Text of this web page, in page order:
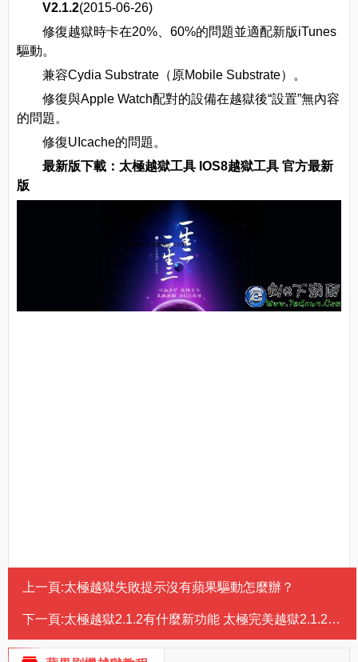
V2.1.2(2015-06-26)
修復越獄時卡在20%、60%的問題並適配新版iTunes
驅動。
兼容Cydia Substrate（原Mobile Substrate）。
修復與Apple Watch配對的設備在越獄後“設置”無內容
的問題。
修復UIcache的問題。
最新版下載： 太極越獄工具 IOS8越獄工具 官方最新
版
上一頁:太極越獄失敗提示沒有蘋果驅動怎麼辦？
下一頁:太極越獄2.1.2有什麼新功能 太極完美越獄2.1.2更新內容匯總